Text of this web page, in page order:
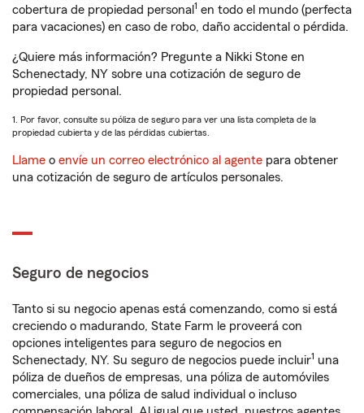
cobertura de propiedad personal 1 en todo el mundo (perfecta
para vacaciones) en caso de robo, daño accidental o pérdida.
¿Quiere más información? Pregunte a Nikki Stone en
Schenectady, NY sobre una cotización de seguro de
propiedad personal.
1. Por favor, consulte su póliza de seguro para ver una lista completa de la
propiedad cubierta y de las pérdidas cubiertas.
Llame o envíe un correo electrónico al agente para obtener
una cotización de seguro de artículos personales.
Seguro de negocios
Tanto si su negocio apenas está comenzando, como si está
creciendo o madurando, State Farm le proveerá con
opciones inteligentes para seguro de negocios en
Schenectady, NY. Su seguro de negocios puede incluir1 una
póliza de dueños de empresas, una póliza de automóviles
comerciales, una póliza de salud individual o incluso